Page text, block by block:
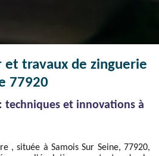
et travaux de zinguerie
77920
techniques et innovations à
, située à Samois Sur Seine, 77920,